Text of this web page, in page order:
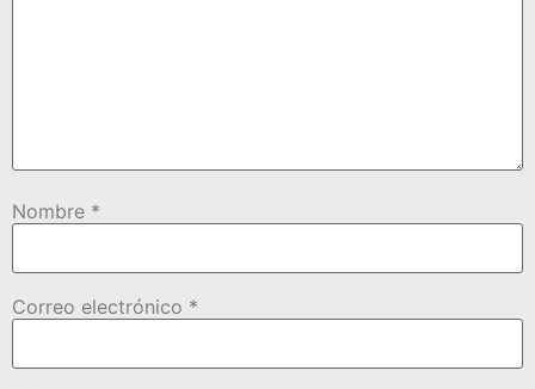
Nombre *
Correo electrónico *